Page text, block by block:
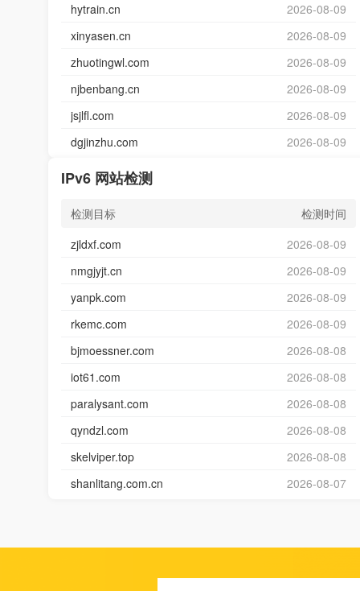
hytrain.cn
2026-08-09
xinyasen.cn
2026-08-09
zhuotingwl.com
2026-08-09
njbenbang.cn
2026-08-09
jsjlfl.com
2026-08-09
dgjinzhu.com
2026-08-09
IPv6 网站检测
检测目标
检测时间
zjldxf.com
2026-08-09
nmgjyjt.cn
2026-08-09
yanpk.com
2026-08-09
rkemc.com
2026-08-09
bjmoessner.com
2026-08-08
iot61.com
2026-08-08
paralysant.com
2026-08-08
qyndzl.com
2026-08-08
skelviper.top
2026-08-08
shanlitang.com.cn
2026-08-07